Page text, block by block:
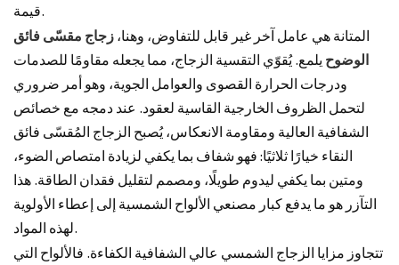
قيمة.
المتانة هي عامل آخر غير قابل للتفاوض، وهنا، زجاج مقسّى فائق
الوضوح يلمع. يُقوّي التقسية الزجاج، مما يجعله مقاومًا للصدمات
ودرجات الحرارة القصوى والعوامل الجوية، وهو أمر ضروري
لتحمل الظروف الخارجية القاسية لعقود. عند دمجه مع خصائص
الشفافية العالية ومقاومة الانعكاس، يُصبح الزجاج المُقسّى فائق
النقاء خيارًا ثلاثيًا: فهو شفاف بما يكفي لزيادة امتصاص الضوء،
ومتين بما يكفي ليدوم طويلًا، ومصمم لتقليل فقدان الطاقة. هذا
التآزر هو ما يدفع كبار مصنعي الألواح الشمسية إلى إعطاء الأولوية
لهذه المواد.
تتجاوز مزايا الزجاج الشمسي عالي الشفافية الكفاءة. فالألواح التي